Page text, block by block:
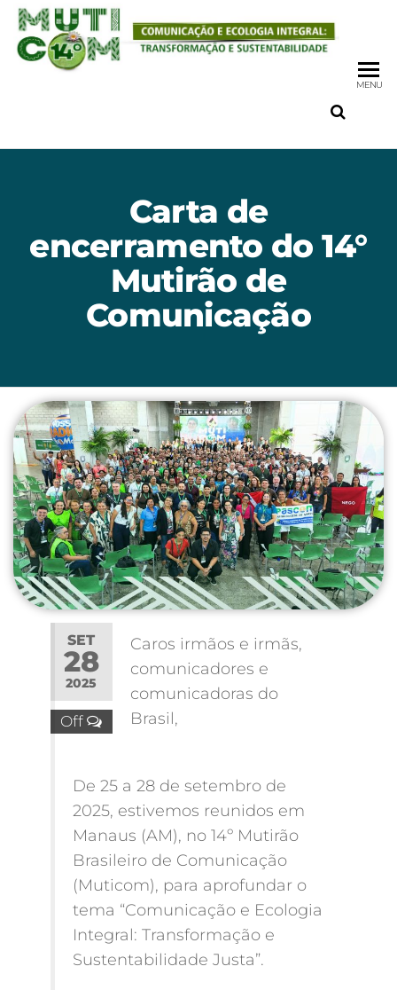
MENU
Carta de
encerramento do 14°
Mutirão de
Comunicação
SET
28
2025
Off
Caros irmãos e irmãs,
comunicadores e
comunicadoras do
Brasil,
​De 25 a 28 de setembro de
2025, estivemos reunidos em
Manaus (AM), no 14º Mutirão
Brasileiro de Comunicação
(Muticom), para aprofundar o
tema “Comunicação e Ecologia
Integral: Transformação e
Sustentabilidade Justa”.